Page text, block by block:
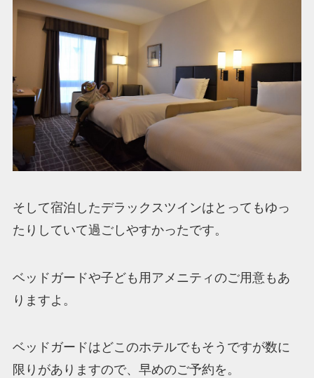
そして宿泊したデラックスツインはとってもゆっ
たりしていて過ごしやすかったです。
ベッドガードや子ども用アメニティのご用意もあ
りますよ。
ベッドガードはどこのホテルでもそうですが数に
限りがありますので、早めのご予約を。